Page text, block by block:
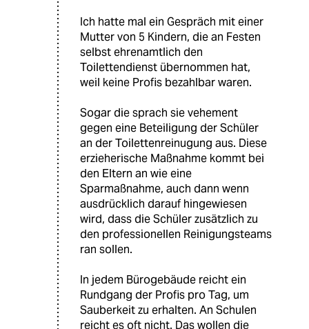
Ich hatte mal ein Gespräch mit einer
Mutter von 5 Kindern, die an Festen
selbst ehrenamtlich den
Toilettendienst übernommen hat,
weil keine Profis bezahlbar waren.
Sogar die sprach sie vehement
gegen eine Beteiligung der Schüler
an der Toilettenreinugung aus. Diese
erzieherische Maßnahme kommt bei
den Eltern an wie eine
Sparmaßnahme, auch dann wenn
ausdrücklich darauf hingewiesen
wird, dass die Schüler zusätzlich zu
den professionellen Reinigungsteams
ran sollen.
In jedem Bürogebäude reicht ein
Rundgang der Profis pro Tag, um
Sauberkeit zu erhalten. An Schulen
reicht es oft nicht. Das wollen die